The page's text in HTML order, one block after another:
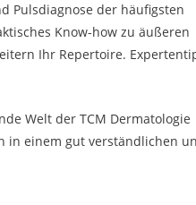
Pulsdiagnose der häufigsten
Know-how zu äußeren
Ihr Repertoire.
Welt der TCM Dermatologie
in einem gut verständlichen